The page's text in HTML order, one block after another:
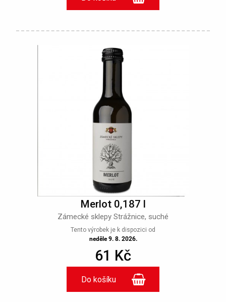
Merlot 0,187 l
Zámecké sklepy Strážnice, suché
Tento výrobek je k dispozici od
neděle 9. 8. 2026.
61 Kč